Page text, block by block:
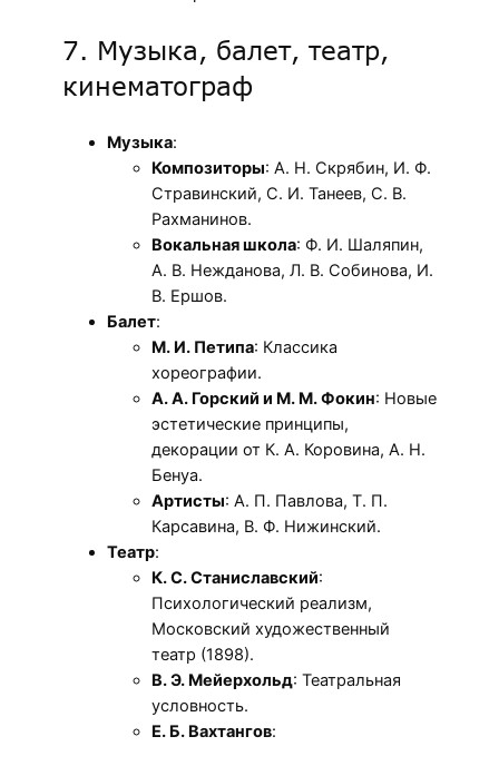
7. Музыка, балет, театр,
кинематограф
Музыка:
Композиторы: А. Н. Скрябин, И. Ф.
Стравинский, С. И. Танеев, С. В.
Рахманинов.
Вокальная школа: Ф. И. Шаляпин,
А. В. Нежданова, Л. В. Собинова, И.
В. Ершов.
Балет:
М. И. Петипа: Классика
хореографии.
А. А. Горский и М. М. Фокин: Новые
эстетические принципы,
декорации от К. А. Коровина, А. Н.
Бенуа.
Артисты: А. П. Павлова, Т. П.
Карсавина, В. Ф. Нижинский.
Театр:
К. С. Станиславский:
Психологический реализм,
Московский художественный
театр (1898).
В. Э. Мейерхольд: Театральная
условность.
Е. Б. Вахтангов: